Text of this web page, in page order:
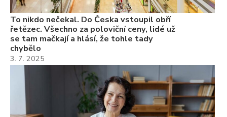
To nikdo nečekal. Do Česka vstoupil obří
řetězec. Všechno za poloviční ceny, lidé už
se tam mačkají a hlásí, že tohle tady
chybělo
3. 7. 2025